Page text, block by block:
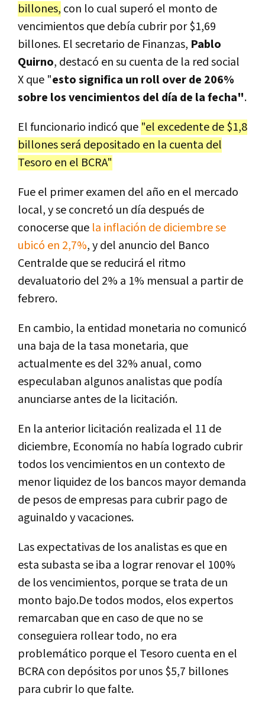
billones, con lo cual superó el monto de
vencimientos que debía cubrir por $1,69
billones. El secretario de Finanzas, Pablo
Quirno, destacó en su cuenta de la red social
X que "esto significa un roll over de 206%
sobre los vencimientos del día de la fecha".
El funcionario indicó que "el excedente de $1,8
billones será depositado en la cuenta del
Tesoro en el BCRA"
Fue el primer examen del año en el mercado
local, y se concretó un día después de
conocerse que la inflación de diciembre se
ubicó en 2,7%, y del anuncio del Banco
Centralde que se reducirá el ritmo
devaluatorio del 2% a 1% mensual a partir de
febrero.
En cambio, la entidad monetaria no comunicó
una baja de la tasa monetaria, que
actualmente es del 32% anual, como
especulaban algunos analistas que podía
anunciarse antes de la licitación.
En la anterior licitación realizada el 11 de
diciembre, Economía no había logrado cubrir
todos los vencimientos en un contexto de
menor liquidez de los bancos mayor demanda
de pesos de empresas para cubrir pago de
aguinaldo y vacaciones.
Las expectativas de los analistas es que en
esta subasta se iba a lograr renovar el 100%
de los vencimientos, porque se trata de un
monto bajo.De todos modos, elos expertos
remarcaban que en caso de que no se
conseguiera rollear todo, no era
problemático porque el Tesoro cuenta en el
BCRA con depósitos por unos $5,7 billones
para cubrir lo que falte.